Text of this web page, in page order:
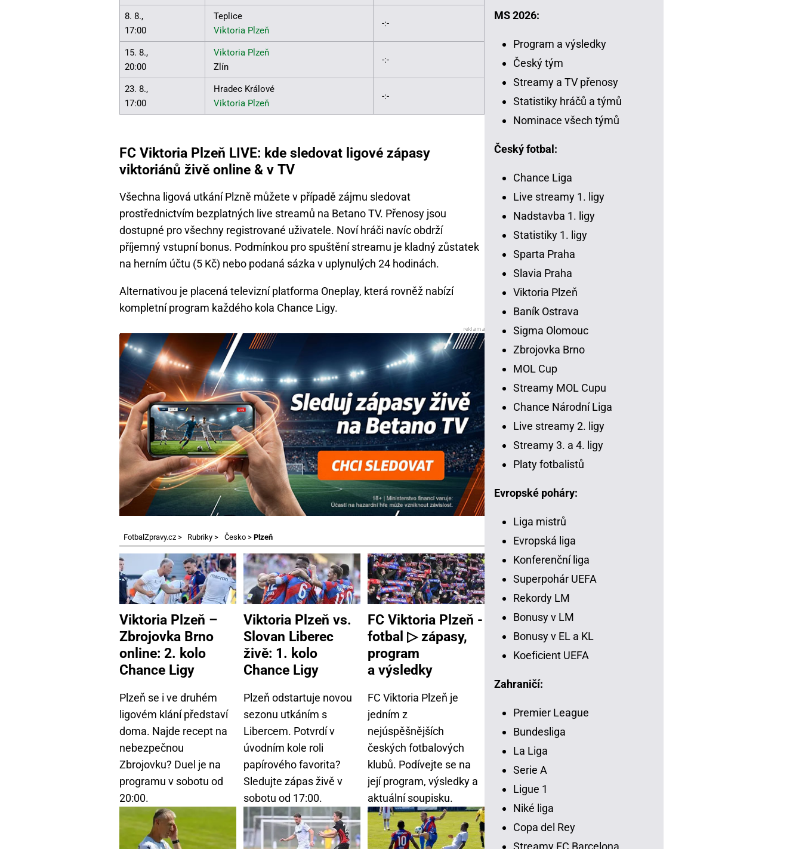
8. 8.,
17:00
Teplice
Viktoria Plzeň
-:-
15. 8.,
20:00
Viktoria Plzeň
Zlín
-:-
23. 8.,
17:00
Hradec Králové
Viktoria Plzeň
-:-
FC Viktoria Plzeň LIVE: kde sledovat ligové zápasy
viktoriánů živě online & v TV
Všechna ligová utkání Plzně můžete v případě zájmu sledovat
prostřednictvím bezplatných live streamů na Betano TV. Přenosy jsou
dostupné pro všechny registrované uživatele. Noví hráči navíc obdrží
příjemný vstupní bonus. Podmínkou pro spuštění streamu je kladný zůstatek
na herním účtu (5 Kč) nebo podaná sázka v uplynulých 24 hodinách.
Alternativou je placená televizní platforma Oneplay, která rovněž nabízí
kompletní program každého kola Chance Ligy.
FotbalZpravy.cz > Rubriky > Česko > Plzeň
Viktoria Plzeň –
Zbrojovka Brno
online: 2. kolo
Chance Ligy
Plzeň se i ve druhém
ligovém klání představí
doma. Najde recept na
nebezpečnou
Zbrojovku? Duel je na
programu v sobotu od
20:00.
Viktoria Plzeň vs.
Slovan Liberec
živě: 1. kolo
Chance Ligy
Plzeň odstartuje novou
sezonu utkáním s
Libercem. Potvrdí v
úvodním kole roli
papírového favorita?
Sledujte zápas živě v
sobotu od 17:00.
FC Viktoria Plzeň -
fotbal ▷ zápasy,
program
a výsledky
FC Viktoria Plzeň je
jedním z
nejúspěšnějších
českých fotbalových
klubů. Podívejte se na
její program, výsledky a
aktuální soupisku.
MS 2026:
Program a výsledky
Český tým
Streamy a TV přenosy
Statistiky hráčů a týmů
Nominace všech týmů
Český fotbal:
Chance Liga
Live streamy 1. ligy
Nadstavba 1. ligy
Statistiky 1. ligy
Sparta Praha
Slavia Praha
Viktoria Plzeň
Baník Ostrava
Sigma Olomouc
Zbrojovka Brno
MOL Cup
Streamy MOL Cupu
Chance Národní Liga
Live streamy 2. ligy
Streamy 3. a 4. ligy
Platy fotbalistů
Evropské poháry:
Liga mistrů
Evropská liga
Konferenční liga
Superpohár UEFA
Rekordy LM
Bonusy v LM
Bonusy v EL a KL
Koeficient UEFA
Zahraničí:
Premier League
Bundesliga
La Liga
Serie A
Ligue 1
Niké liga
Copa del Rey
Streamy FC Barcelona